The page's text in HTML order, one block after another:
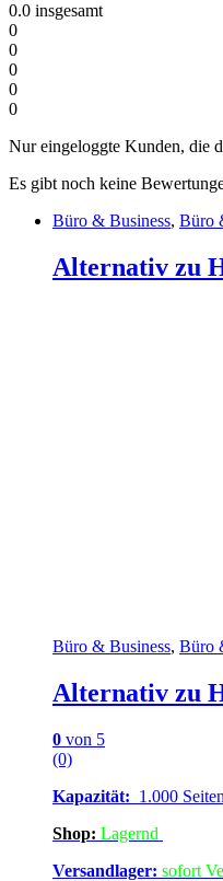
0.0 insgesamt
0
0
0
0
0
Nur eingeloggte Kunden, die
Es gibt noch keine
Büro & Business, Büro
Alternativ zu
Büro & Business, Büro
Alternativ zu
0 von 5
(0)
Kapazität: 1.000
Shop: Lagernd
Versandlager: sofort